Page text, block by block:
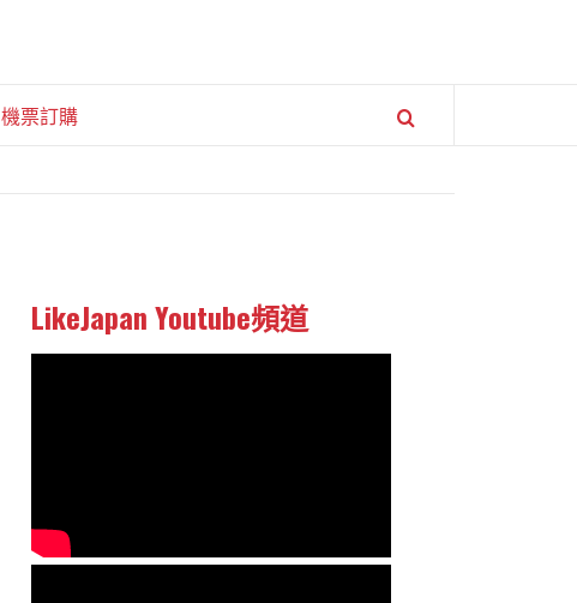
機票訂購
LikeJapan Youtube頻道